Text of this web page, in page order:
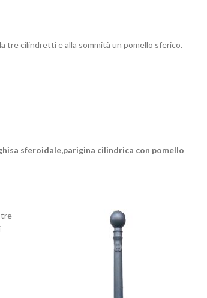
tre cilindretti e alla sommità un pomello sferico.
sferoidale,parigina cilindrica con pomello
tre